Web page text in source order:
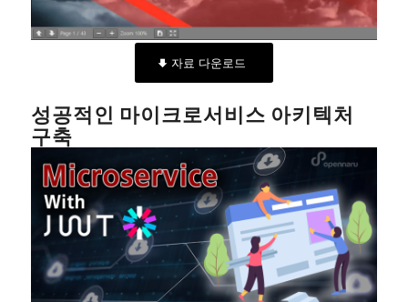
자료 다운로드
성공적인 마이크로서비스 아키텍처
구축